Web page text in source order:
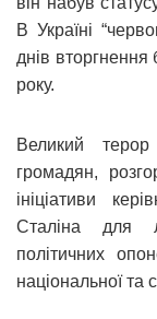
В Україні
днів вторгнення
року.
Великий
громадян,
ініціативи
Сталіна для
політичних
національної та